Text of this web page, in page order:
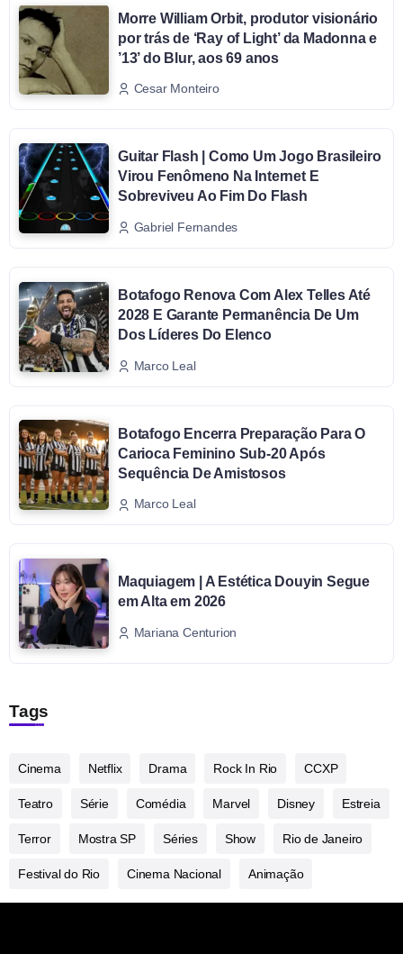
Morre William Orbit, produtor visionário
por trás de ‘Ray of Light’ da Madonna e
’13’ do Blur, aos 69 anos
Cesar Monteiro
Guitar Flash | Como Um Jogo Brasileiro
Virou Fenômeno Na Internet E
Sobreviveu Ao Fim Do Flash
Gabriel Fernandes
Botafogo Renova Com Alex Telles Até
2028 E Garante Permanência De Um
Dos Líderes Do Elenco
Marco Leal
Botafogo Encerra Preparação Para O
Carioca Feminino Sub-20 Após
Sequência De Amistosos
Marco Leal
Maquiagem | A Estética Douyin Segue
em Alta em 2026
Mariana Centurion
Tags
Cinema Netflix Drama Rock In Rio CCXP
Teatro Série Comédia Marvel Disney Estreia
Terror Mostra SP Séries Show Rio de Janeiro
Festival do Rio Cinema Nacional Animação